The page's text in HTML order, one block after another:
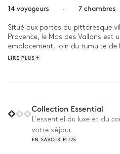
14 voyageurs
· 7 chambres
Situé aux portes du pittoresque
Provence, le Mas des Vallons est
emplacement, loin du tumulte de
regards, offre une retraite
dans la piscine chauffée, suivie
terrain privé. Après un déjeuner
jardin français, une promenade
pour découvrir les charmes du
LIRE PLUS
Collection Essential
L'essentiel du luxe et du
votre séjour.
EN SAVOIR PLUS